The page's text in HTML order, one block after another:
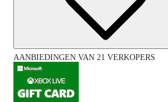
AANBIEDINGEN VAN 21 VERKOPERS